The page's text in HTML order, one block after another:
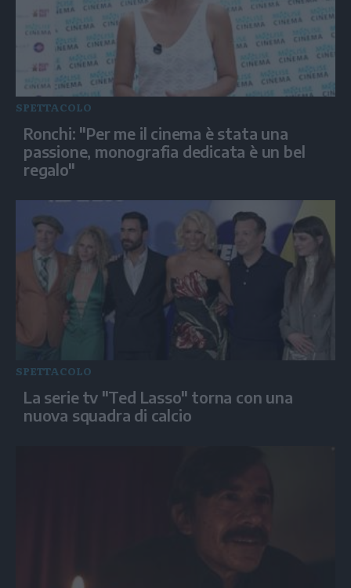
SPETTACOLO
Ronchi: "Per me il cinema è stata una
passione, monografia dedicata è un bel
regalo"
SPETTACOLO
La serie tv "Ted Lasso" torna con una
nuova squadra di calcio